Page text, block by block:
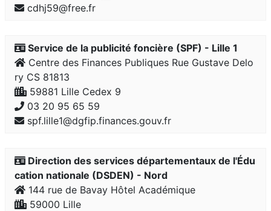
cdhj59@free.fr
Service de la publicité foncière (SPF) - Lille 1
Centre des Finances Publiques Rue Gustave Delo
ry CS 81813
59881 Lille Cedex 9
03 20 95 65 59
spf.lille1@dgfip.finances.gouv.fr
Direction des services départementaux de l'Édu
cation nationale (DSDEN) - Nord
144 rue de Bavay Hôtel Académique
59000 Lille